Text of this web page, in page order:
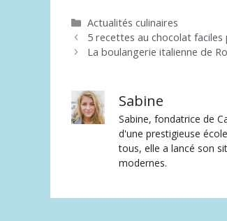
Catégories
Actualités culinaires
5 recettes au chocolat
La boulangerie italienne de
Sabine
Sabine, fondatrice de
d'une prestigieuse
tous, elle a lancé son
modernes.